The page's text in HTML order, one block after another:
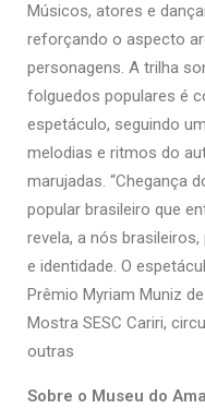
Músicos, atores e
reforçando o aspecto
personagens. A trilha
folguedos populares é
espetáculo, seguindo
melodias e ritmos do
marujadas. “Chegança
popular brasileiro que
revela, a nós
e identidade. O
Prêmio Myriam Muniz
Mostra SESC Cariri,
outras
Sobre o Museu do